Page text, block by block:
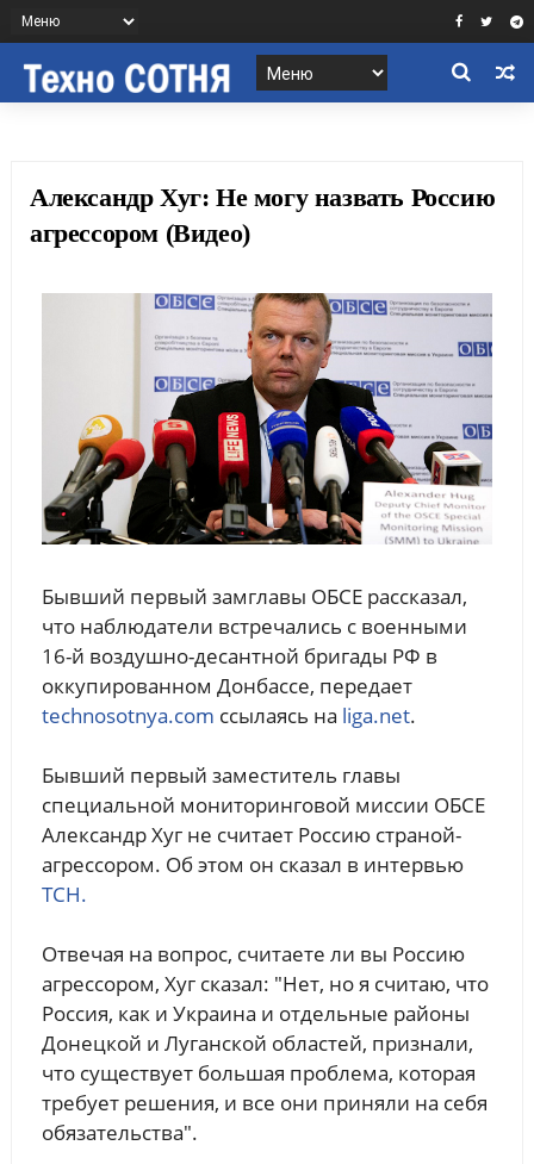
Александр Хуг: Не могу назвать Россию
агрессором (Видео)
Бывший первый замглавы ОБСЕ рассказал,
что наблюдатели встречались с военными
16-й воздушно-десантной бригады РФ в
оккупированном Донбассе, передает
technosotnya.com ссылаясь на liga.net.
Бывший первый заместитель главы
специальной мониторинговой миссии ОБСЕ
Александр Хуг не считает Россию страной-
агрессором. Об этом он сказал в интервью
ТСН.
Отвечая на вопрос, считаете ли вы Россию
агрессором, Хуг сказал: "Нет, но я считаю, что
Россия, как и Украина и отдельные районы
Донецкой и Луганской областей, признали,
что существует большая проблема, которая
требует решения, и все они приняли на себя
обязательства".